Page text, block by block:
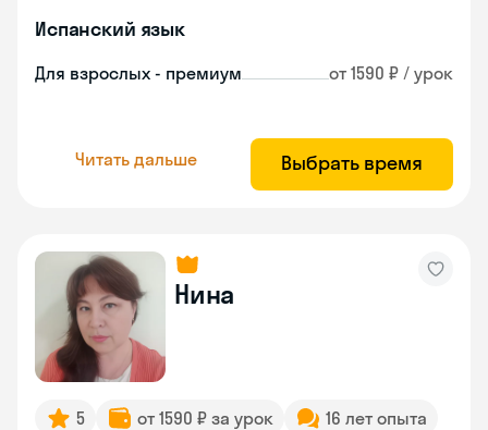
Испанский язык
Для взрослых - премиум от 1590 ₽ / урок
Читать дальше Выбрать время
Нина
5 от 1590 ₽ за урок 16 лет опыта